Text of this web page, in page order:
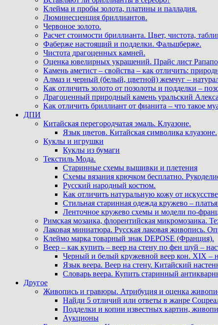
Клейма и пробы золота, платины и палладия.
Люминесценция бриллиантов.
Червоное золото.
Расчет стоимости бриллианта. Цвет, чистота,
Фаберже настоящий и подделки. Фальшберже.
Чистота драгоценных камней.
Оценка ювелирных украшений. Прайс лист
Камень аметист – свойства – как отличить:
Алмаз и черный (белый, цветной) жемчуг –
Как отличить золото от позолоты и подделки –
Драгоценный природный камень уральский
Как отличить бриллиант от фианита – что такое
ДПИ
Китайская перегородчатая эмаль. Клуазоне.
Язык цветов. Китайская символика клуазоне.
Куклы и игрушки
Куклы из бумаги
Текстиль Мода.
Старинные схемы вышивки и плетения
Схемы вязания крючком бесплатно.
Русский народный костюм.
Как отличить натуральную кожу от
Стильная старинная одежда кружево –
Ленточное кружево схемы и модели по-
Римская мозаика, флорентийская микромозаика.
Лаковая миниатюра. Русская лаковая живопись.
Клеймо марка товарный знак DEPOSE (Франция).
Веер – как купить – веер на стену по фен шуй –
Черный и белый кружевной веер кон. XIX –
Язык веера. Веер на стену. Китайский
Словарь веера. Купить старинный
Другое
Живопись и гравюры. Атрибуция и оценка
Найди 5 отличий или ответы в жанре
Подделки и копии известных картин,
Аукционы